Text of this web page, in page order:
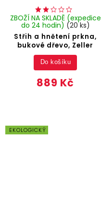
Střih a hnětení prkna,
bukové dřevo, Zeller
ZBOŽÍ NA SKLADĚ (expedice
do 24 hodin) (20 ks)
889 Kč
Do košíku
EKOLOGICKÝ